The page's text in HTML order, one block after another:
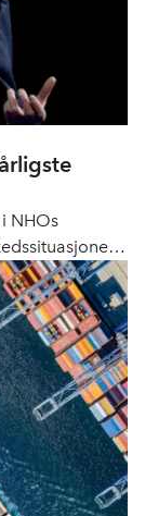
NHOs